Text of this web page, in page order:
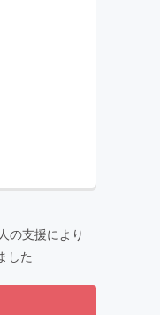
人の支援により
した